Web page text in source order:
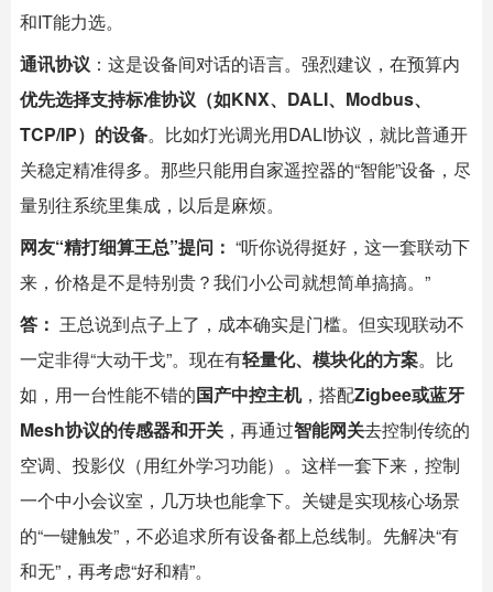
和IT能力选。
通讯协议 ：这是设备间对话的语言。强烈建议，在预算内
优先选择支持标准协议（如KNX、DALI、Modbus、
TCP/IP）的设备。比如灯光调光用DALI协议，就比普通开
关稳定精准得多。那些只能用自家遥控器的“智能”设备，尽
量别往系统里集成，以后是麻烦。
网友“精打细算王总”提问： ​ “听你说得挺好，这一套联动下
来，价格是不是特别贵？我们小公司就想简单搞搞。”
答： ​ 王总说到点子上了，成本确实是门槛。但实现联动不
一定非得“大动干戈”。现在有轻量化、模块化的方案。比
如，用一台性能不错的国产中控主机，搭配Zigbee或蓝牙
Mesh协议的传感器和开关 ，再通过智能网关去控制传统的
空调、投影仪（用红外学习功能）。这样一套下来，控制
一个中小会议室，几万块也能拿下。关键是实现核心场景
的“一键触发”，不必追求所有设备都上总线制。先解决“有
和无”，再考虑“好和精”。